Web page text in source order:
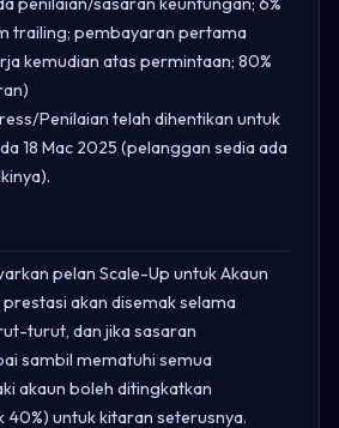
trailing; pembayaran pertama
kemudian atas permintaan; 80%
Penilaian telah dihentikan untuk
18 Mac 2025 (pelanggan sedia ada
pelan Scale-Up untuk Akaun
akan disemak selama
turut, dan jika sasaran
sambil mematuhi semua
akaun boleh ditingkatkan
40%) untuk kitaran seterusnya.